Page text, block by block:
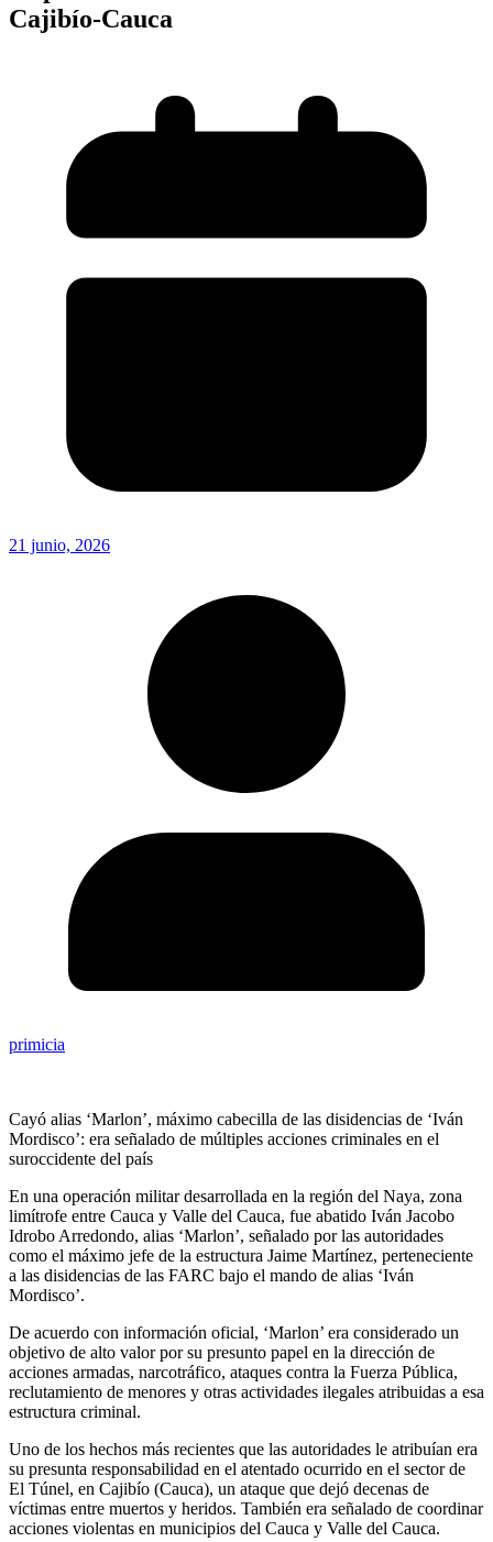
Cajibío-Cauca
21 junio, 2026
primicia
Cayó alias ‘Marlon’, máximo cabecilla de las disidencias de ‘Iván
Mordisco’: era señalado de múltiples acciones criminales en el
suroccidente del país
En una operación militar desarrollada en la región del Naya, zona
limítrofe entre Cauca y Valle del Cauca, fue abatido Iván Jacobo
Idrobo Arredondo, alias ‘Marlon’, señalado por las autoridades
como el máximo jefe de la estructura Jaime Martínez, perteneciente
a las disidencias de las FARC bajo el mando de alias ‘Iván
Mordisco’.
De acuerdo con información oficial, ‘Marlon’ era considerado un
objetivo de alto valor por su presunto papel en la dirección de
acciones armadas, narcotráfico, ataques contra la Fuerza Pública,
reclutamiento de menores y otras actividades ilegales atribuidas a esa
estructura criminal.
Uno de los hechos más recientes que las autoridades le atribuían era
su presunta responsabilidad en el atentado ocurrido en el sector de
El Túnel, en Cajibío (Cauca), un ataque que dejó decenas de
víctimas entre muertos y heridos. También era señalado de coordinar
acciones violentas en municipios del Cauca y Valle del Cauca.